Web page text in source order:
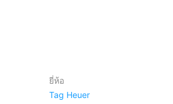
ยี่ห้อ
Tag Heuer